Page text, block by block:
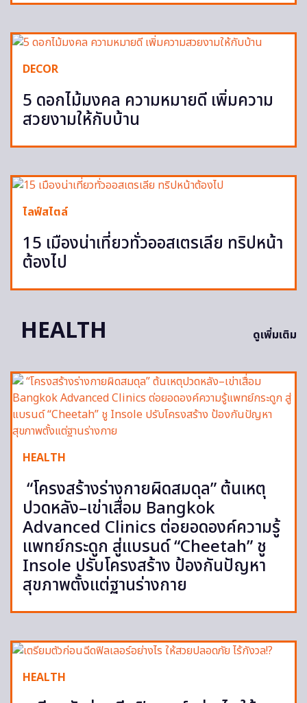
DECOR
5 ดอกไม้มงคล ความหมายดี เพิ่มความ
สวยงามให้กับบ้าน
ไลฟ์สไตล์
15 เมืองน่าเที่ยวทั่วออสเตรเลีย ทริปหน้า
ต้องไป
HEALTH ดูเพิ่มเติม
HEALTH
“โครงสร้างร่างกายผิดสมดุล” ต้นเหตุ
ปวดหลัง–เข่าเสื่อม Bangkok
Advanced Clinics ต่อยอดองค์ความรู้
แพทย์กระดูก สู่แบรนด์ “Cheetah” ชู
Insole ปรับโครงสร้าง ป้องกันปัญหา
สุขภาพตั้งแต่ฐานร่างกาย
HEALTH